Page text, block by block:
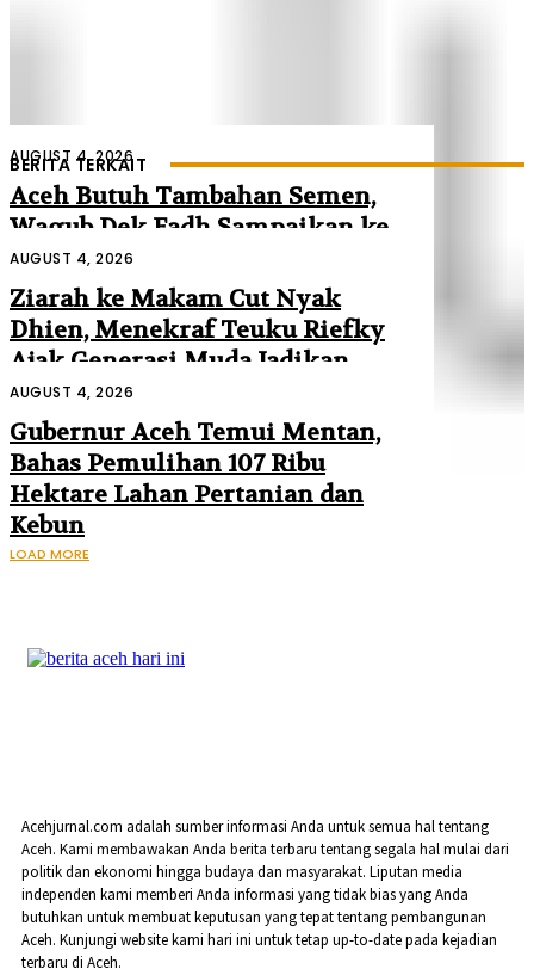
BERITA TERKAIT
AUGUST 4, 2026
Aceh Butuh Tambahan Semen,
Wagub Dek Fadh Sampaikan ke
Mendagri dan Danantara
AUGUST 4, 2026
Ziarah ke Makam Cut Nyak
Dhien, Menekraf Teuku Riefky
Ajak Generasi Muda Jadikan
Sejarah Inspirasi Masa Depan
AUGUST 4, 2026
Gubernur Aceh Temui Mentan,
Bahas Pemulihan 107 Ribu
Hektare Lahan Pertanian dan
Kebun
LOAD MORE
Acehjurnal.com adalah sumber informasi Anda untuk semua hal tentang
Aceh. Kami membawakan Anda berita terbaru tentang segala hal mulai dari
politik dan ekonomi hingga budaya dan masyarakat. Liputan media
independen kami memberi Anda informasi yang tidak bias yang Anda
butuhkan untuk membuat keputusan yang tepat tentang pembangunan
Aceh. Kunjungi website kami hari ini untuk tetap up-to-date pada kejadian
terbaru di Aceh.